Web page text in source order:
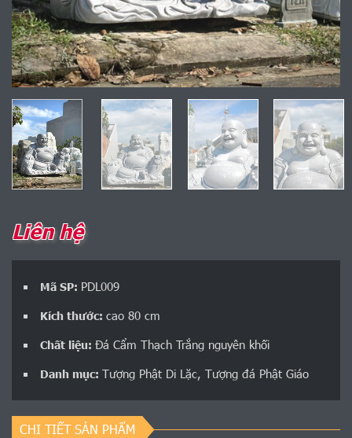
Liên hệ
Mã SP: PDL009
Kích thước: cao 80 cm
Chất liệu: Đá Cẩm Thạch Trắng nguyên khối
Danh mục: Tượng Phật Di Lặc, Tượng đá Phật Giáo
CHI TIẾT SẢN PHẨM